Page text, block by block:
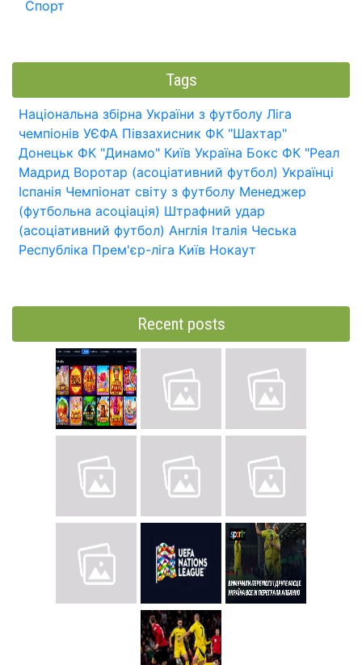
Спорт
Tags
Національна збірна України з футболу Ліга
чемпіонів УЄФА Півзахисник ФК "Шахтар"
Донецьк ФК "Динамо" Київ Україна Бокс ФК "Реал
Мадрид Воротар (асоціативний футбол) Українці
Іспанія Чемпіонат світу з футболу Менеджер
(футбольна асоціація) Штрафний удар
(асоціативний футбол) Англія Італія Чеська
Республіка Прем'єр-ліга Київ Нокаут
Recent posts